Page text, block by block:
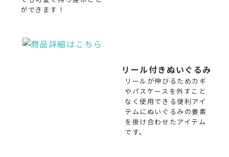
ができます！
リール付きぬいぐるみ
リールが伸びるためカギ
やパスケースを外すこと
なく使用できる便利アイ
テムにぬいぐるみの要素
を掛け合わせたアイテム
です。